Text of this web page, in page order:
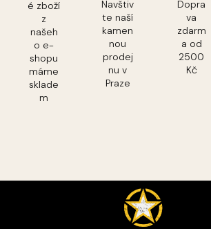
é zboží
z
našeh
o e-
shopu
máme
sklade
m
Navštiv
te naší
kamen
nou
prodej
nu v
Praze
Dopra
va
zdarm
a od
2500
Kč